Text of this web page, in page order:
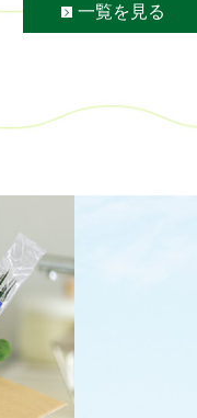
一覧を見る